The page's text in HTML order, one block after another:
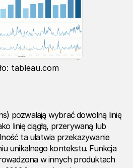
tableau.com
pozwalają wybrać dowolną linię
linię ciągłą, przerywaną lub
ta ułatwia przekazywanie
unikalnego kontekstu. Funkcja
w innych produktach